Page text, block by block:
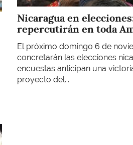
Nicaragua en
repercutirán en toda
El próximo domingo 6 de
concretarán las elecciones
encuestas anticipan una
proyecto del...